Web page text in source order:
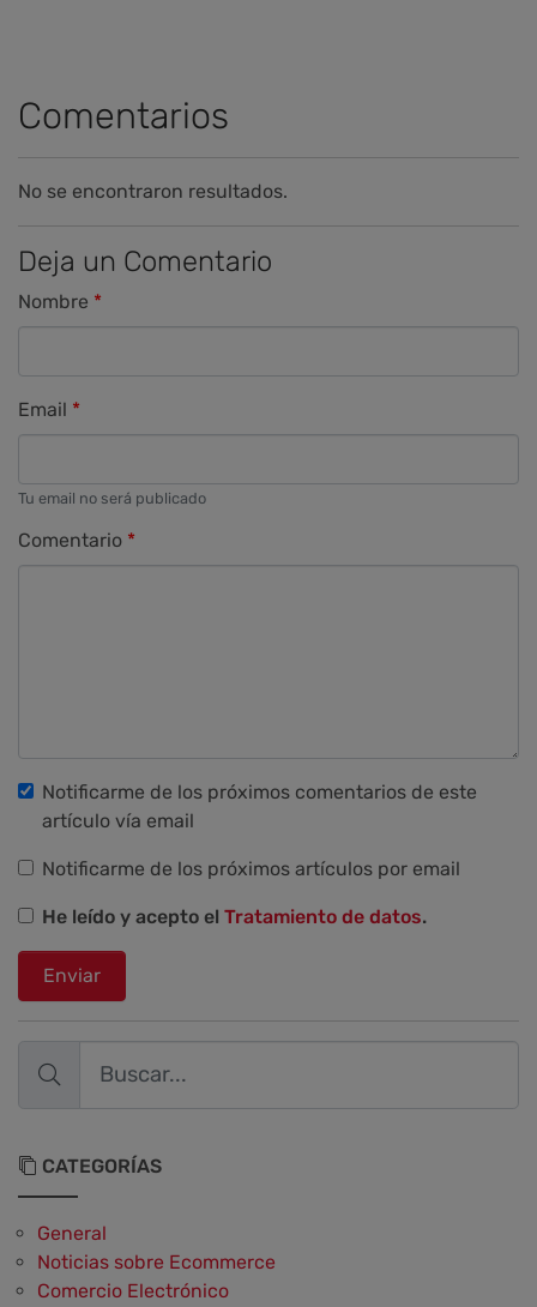
Comentarios
No se encontraron resultados.
Deja un Comentario
Nombre
Email
Tu email no será publicado
Comentario
Notificarme de los próximos comentarios de este
artículo vía email
Notificarme de los próximos artículos por email
He leído y acepto el Tratamiento de datos.
Enviar
CATEGORÍAS
General
Noticias sobre Ecommerce
Comercio Electrónico